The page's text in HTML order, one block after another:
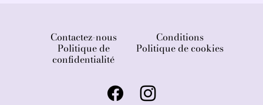
Contactez-nous Conditions
Politique de
confidentialité
Politique de cookies